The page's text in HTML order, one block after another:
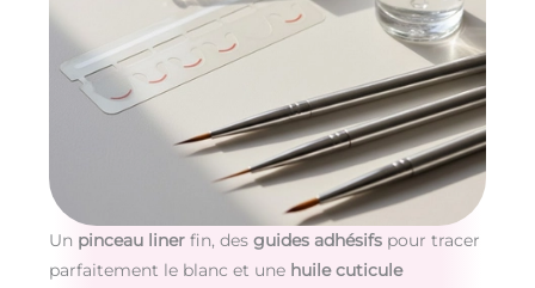
Un pinceau linerfin, des guides adhésifspour tracer
parfaitement le blanc et une huile cuticule